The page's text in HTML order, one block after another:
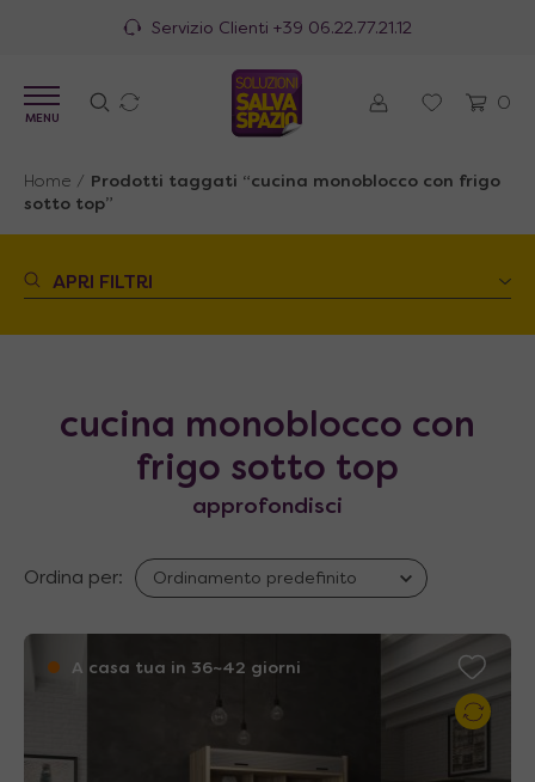
Servizio Clienti +39 06.22.77.21.12
0
MENU
Home /
Prodotti taggati “cucina monoblocco con frigo
sotto top”
APRI FILTRI
cucina monoblocco con
frigo sotto top
approfondisci
Ordina per:
A casa tua in 36~42 giorni